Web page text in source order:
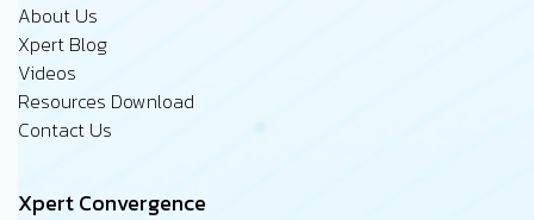
About Us
Xpert Blog
Videos
Resources Download
Contact Us
Xpert Convergence